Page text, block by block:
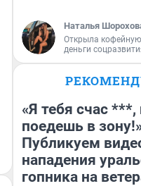
Наталья
Открыла
деньги
«Я тебя счас
поедешь в
Публикуем
нападения
гопника на